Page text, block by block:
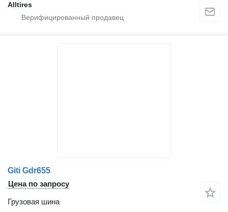
Alltires
Giti Gdr655
Цена по запросу
Грузовая шина